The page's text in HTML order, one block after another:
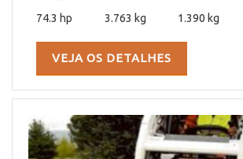
74.3 hp 3.763 kg 1.390 kg
VEJA OS DETALHES